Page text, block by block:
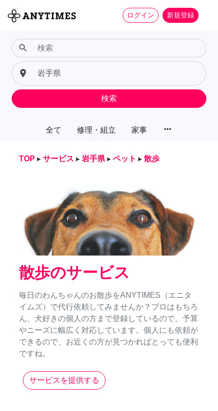
ログイン 新規登録
全て 修理・組立 家事 more_horiz
search
place
検索
TOP ▸ サービス ▸ 岩手県 ▸ ペット ▸ 散歩
散歩のサービス
毎日のわんちゃんのお散歩をANYTIMES（エニタ
イムズ）で代行依頼してみませんか？プロはもちろ
ん、犬好きの個人の方まで登録しているので、予算
やニーズに幅広く対応しています。個人にも依頼が
できるので、お近くの方が見つかればとっても便利
ですね。
サービスを提供する